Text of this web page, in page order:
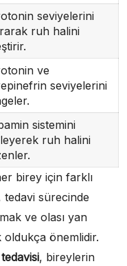
seviyelerini
ruh halini
ve
seviyelerini
sistemini
ruh halini
birey için farklı
sürecinde
ve olası yan
oldukça önemlidir.
, bireylerin